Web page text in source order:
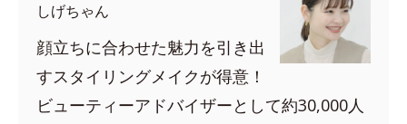
しげちゃん
顔立ちに合わせた魅力を引き出
すスタイリングメイクが得意！
ビューティーアドバイザーとして約30,000人